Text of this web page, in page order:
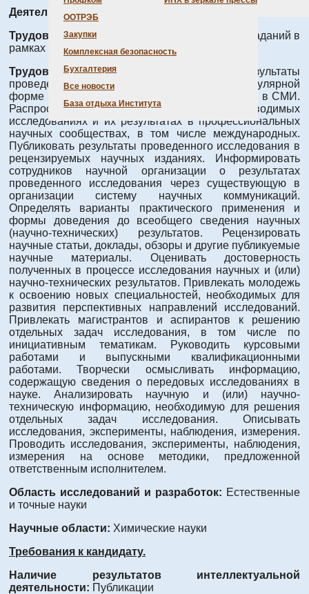
ООТРЭБ
Закупки
Комплексная безопасность
Бухгалтерия
Все новости
База отдыха Института
Деятельность:Проведение исследования
Трудовые функции:
Выполнение отдельных заданий в
рамках решения задач исследования
Трудовые действия:
Представлять результаты
проведенных исследований в научно-популярной
форме посредством выступлений и публикаций в СМИ.
Распространять информацию о проводимых
исследованиях и их результатах в профессиональных
научных сообществах, в том числе международных.
Публиковать результаты проведенного исследования в
рецензируемых научных изданиях. Информировать
сотрудников научной организации о результатах
проведенного исследования через существующую в
организации систему научных коммуникаций.
Определять варианты практического применения и
формы доведения до всеобщего сведения научных
(научно-технических) результатов. Рецензировать
научные статьи, доклады, обзоры и другие публикуемые
научные материалы. Оценивать достоверность
полученных в процессе исследования научных и (или)
научно-технических результатов. Привлекать молодежь
к освоению новых специальностей, необходимых для
развития перспективных направлений исследований.
Привлекать магистрантов и аспирантов к решению
отдельных задач исследования, в том числе по
инициативным тематикам. Руководить курсовыми
работами и выпускными квалификационными
работами. Творчески осмысливать информацию,
содержащую сведения о передовых исследованиях в
науке. Анализировать научную и (или) научно-
техническую информацию, необходимую для решения
отдельных задач исследования. Описывать
исследования, эксперименты, наблюдения, измерения.
Проводить исследования, эксперименты, наблюдения,
измерения на основе методики, предложенной
ответственным исполнителем.
Область исследований и разработок: Естественные
и точные науки
Научные области: Химические науки
Требования к кандидату.
Наличие результатов интеллектуальной
деятельности: Публикации